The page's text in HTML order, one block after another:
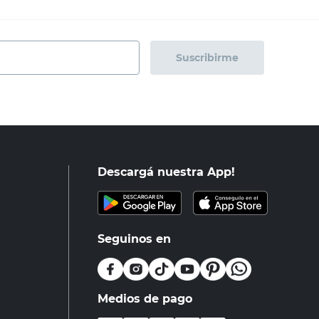
Suscribirme
Descargá nuestra App!
Seguinos en
Medios de pago